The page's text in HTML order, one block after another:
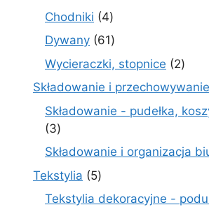
Chodniki 44
produkty
Dywany 6161
produktów
Wycieraczki, stopnice 22
Składowanie i przechowywanie
Składowanie - pudełka,
33
produkty
Składowanie i organizacja
Tekstylia 55
produktów
Tekstylia dekoracyjne -